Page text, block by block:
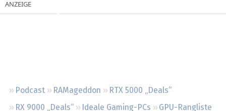
Podcast RAMageddon
RTX 5000 „Deals“
RX 9000 „Deals“
Ideale Gaming-PCs
GPU-Rangliste